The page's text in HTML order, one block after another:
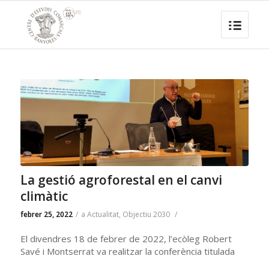
La gestió agroforestal en el canvi
climàtic
febrer 25, 2022 / a Actualitat, Objectiu 2030 /
El divendres 18 de febrer de 2022, l’ecòleg Robert
Savé i Montserrat va realitzar la conferència titulada